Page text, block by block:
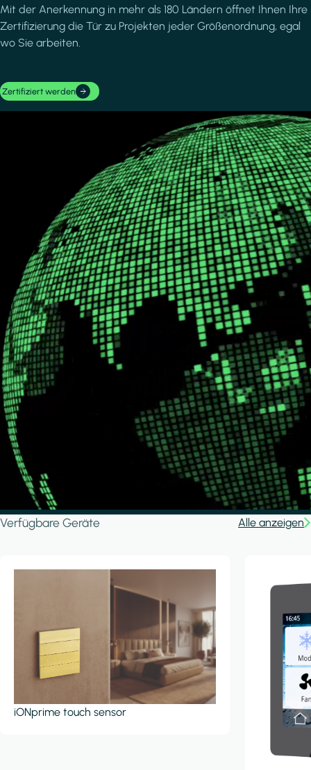
Mit der Anerkennung in mehr als 180 Ländern öffnet Ihnen Ihre
Zertifizierung die Tür zu Projekten jeder Größenordnung, egal
wo Sie arbeiten.
Zertifiziert werden
Verfügbare Geräte Alle anzeigen
iONprime touch sensor